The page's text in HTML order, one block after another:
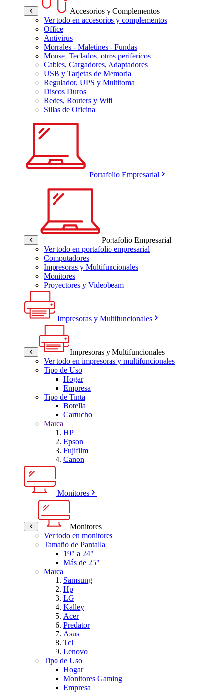
Accesorios y Complementos
Ver todo en accesorios y complementos
Office
Antivirus
Morrales - Maletines - Fundas
Mouse, Teclados, otros perifericos
Cables, Cargadores, Adaptadores
USB y Tarjetas de Memoria
Regulador, UPS y Multitoma
Discos Duros
Redes, Routers y Wifi
Sillas de Oficina
Portafolio Empresarial
Portafolio Empresarial
Ver todo en portafolio empresarial
Computadores
Impresoras y Multifuncionales
Monitores
Proyectores y Videobeam
Impresoras y Multifuncionales
Impresoras y Multifuncionales
Ver todo en impresoras y multifuncionales
Tipo de Uso
Hogar
Empresa
Tipo de Tinta
Botella
Cartucho
Marca
HP
Epson
Fujifilm
Canon
Monitores
Monitores
Ver todo en monitores
Tamaño de Pantalla
19" a 24"
Más de 25"
Marca
Samsung
Hp
LG
Kalley
Acer
Predator
Asus
Tcl
Lenovo
Tipo de Uso
Hogar
Monitores Gaming
Empresa